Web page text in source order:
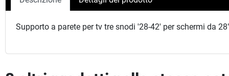
Supporto a parete per tv tre snodi '28-42' per schermi da